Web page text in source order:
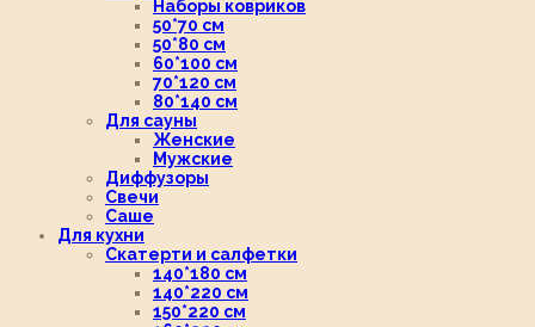
Наборы ковриков
50*70 см
50*80 см
60*100 см
70*120 см
80*140 см
Для сауны
Женские
Мужские
Диффузоры
Свечи
Саше
Для кухни
Скатерти и салфетки
140*180 см
140*220 см
150*220 см